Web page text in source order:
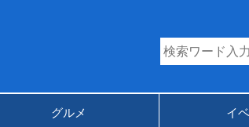
グルメ イ